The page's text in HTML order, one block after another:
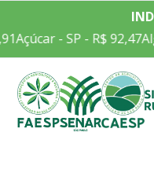
Açúcar - SP - R$ 92,47